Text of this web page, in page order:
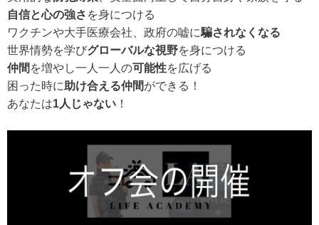
自信と心の強さ を身につける
ワクチンや大手医療会社、政府の嘘に騙されなくなる
世界情勢を学びグローバルな視野を身につける
仲間 を増やし一人一人の可能性を広げる
困った時に助け合える仲間ができる！
あなたは1人じゃない ！